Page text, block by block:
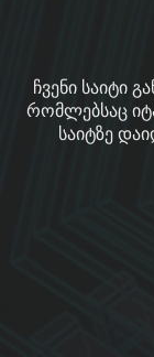
ჩვენი საიტი
რომლებსაც
საიტზე